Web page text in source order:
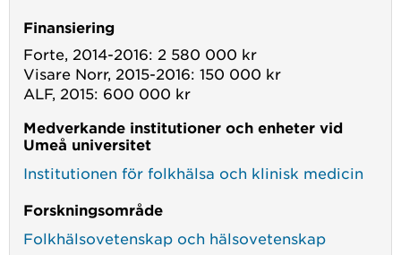
Finansiering
Forte, 2014-2016: 2 580 000 kr
Visare Norr, 2015-2016: 150 000 kr
ALF, 2015: 600 000 kr
Medverkande institutioner och enheter vid
Umeå universitet
Institutionen för folkhälsa och klinisk medicin
Forskningsområde
Folkhälsovetenskap och hälsovetenskap